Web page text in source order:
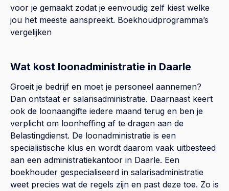
voor je gemaakt zodat je eenvoudig zelf kiest welke
jou het meeste aanspreekt. Boekhoudprogramma’s
vergelijken
Wat kost loonadministratie in Daarle
Groeit je bedrijf en moet je personeel aannemen?
Dan ontstaat er salarisadministratie. Daarnaast keert
ook de loonaangifte iedere maand terug en ben je
verplicht om loonheffing af te dragen aan de
Belastingdienst. De loonadministratie is een
specialistische klus en wordt daarom vaak uitbesteed
aan een administratiekantoor in Daarle. Een
boekhouder gespecialiseerd in salarisadministratie
weet precies wat de regels zijn en past deze toe. Zo is